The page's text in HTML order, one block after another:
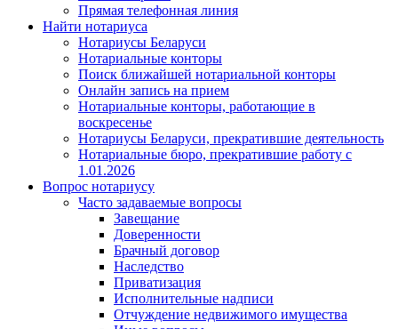
Прямая телефонная линия
Найти нотариуса
Нотариусы Беларуси
Нотариальные конторы
Поиск ближайшей нотариальной конторы
Онлайн запись на прием
Нотариальные конторы, работающие в
воскресенье
Нотариусы Беларуси, прекратившие деятельность
Нотариальные бюро, прекратившие работу с
1.01.2026
Вопрос нотариусу
Часто задаваемые вопросы
Завещание
Доверенности
Брачный договор
Наследство
Приватизация
Исполнительные надписи
Отчуждение недвижимого имущества